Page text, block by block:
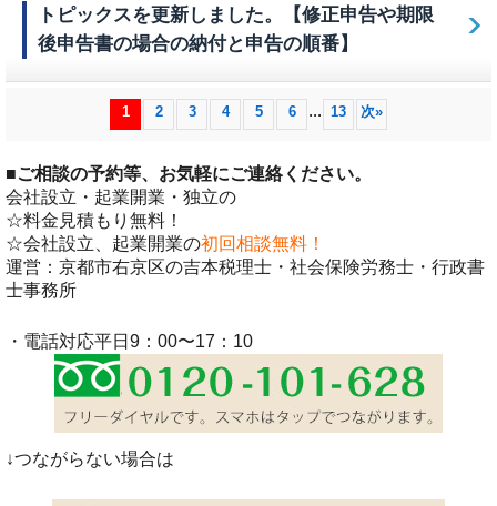
トピックスを更新しました。【修正申告や期限
後申告書の場合の納付と申告の順番】
1 2 3 4 5 6 ... 13 次»
■ご相談の予約等、お気軽にご連絡ください。
会社設立・起業開業・独立の
☆料金見積もり無料！
☆会社設立、起業開業の初回相談無料！
運営：京都市右京区の吉本税理士・社会保険労務士・行政書
士事務所
・電話対応平日9：00〜17：10
↓つながらない場合は